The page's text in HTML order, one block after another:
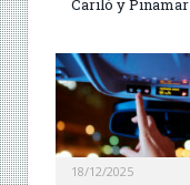
Cariló y Pinamar
18/12/2025